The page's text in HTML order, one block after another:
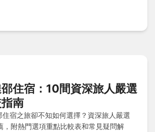
住宿：10間資深旅人嚴選
南
住宿之旅卻不知如何選擇？資深旅人嚴選
，附熱門選項重點比較表和常見疑問解